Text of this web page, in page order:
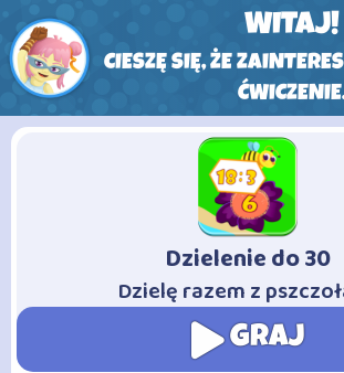
WITAJ!
CIESZĘ SIĘ, ŻE
Dzielenie do 30
-
Dzielę razem z
GRAJ